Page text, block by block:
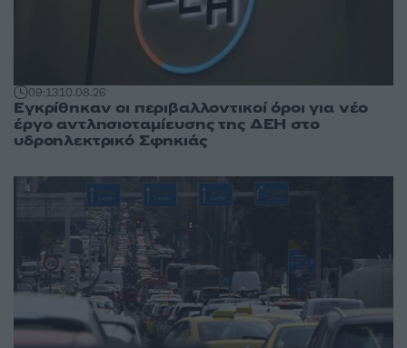
09:1310.08.26
Εγκρίθηκαν οι περιβαλλοντικοί όροι για νέο
έργο αντλησιοταμίευσης της ΔΕΗ στο
υδροηλεκτρικό Σφηκιάς